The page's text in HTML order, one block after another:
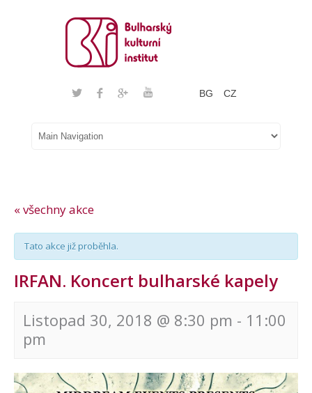
BG CZ
« všechny akce
Tato akce již proběhla.
IRFAN. Koncert bulharské kapely
Listopad 30, 2018 @ 8:30 pm - 11:00
pm
Navigace